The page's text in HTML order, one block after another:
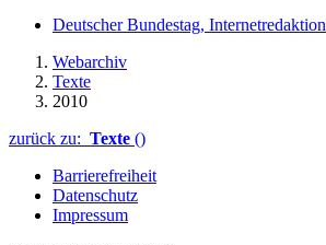
Deutscher Bundestag, Internetredaktion
Webarchiv
Texte
2010
zurück zu: Texte ()
Barrierefreiheit
Datenschutz
Impressum